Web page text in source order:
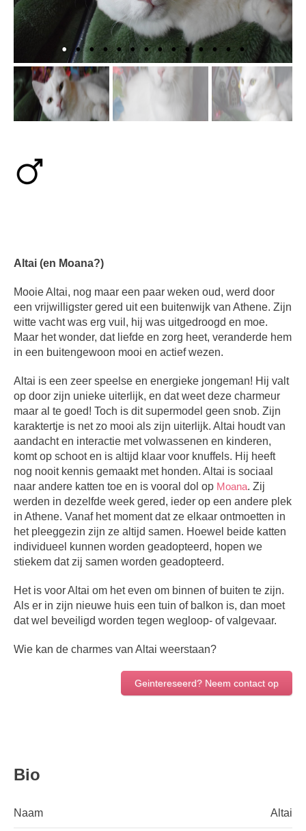
Altai (en Moana?)
Mooie Altai, nog maar een paar weken oud, werd door
een vrijwilligster gered uit een buitenwijk van Athene. Zijn
witte vacht was erg vuil, hij was uitgedroogd en moe.
Maar het wonder, dat liefde en zorg heet, veranderde hem
in een buitengewoon mooi en actief wezen.
Altai is een zeer speelse en energieke jongeman! Hij valt
op door zijn unieke uiterlijk, en dat weet deze charmeur
maar al te goed! Toch is dit supermodel geen snob. Zijn
karaktertje is net zo mooi als zijn uiterlijk. Altai houdt van
aandacht en interactie met volwassenen en kinderen,
komt op schoot en is altijd klaar voor knuffels. Hij heeft
nog nooit kennis gemaakt met honden. Altai is sociaal
naar andere katten toe en is vooral dol op Moana. Zij
werden in dezelfde week gered, ieder op een andere plek
in Athene. Vanaf het moment dat ze elkaar ontmoetten in
het pleeggezin zijn ze altijd samen. Hoewel beide katten
individueel kunnen worden geadopteerd, hopen we
stiekem dat zij samen worden geadopteerd.
Het is voor Altai om het even om binnen of buiten te zijn.
Als er in zijn nieuwe huis een tuin of balkon is, dan moet
dat wel beveiligd worden tegen wegloop- of valgevaar.
Wie kan de charmes van Altai weerstaan?
Geintereseerd? Neem contact op
Bio
Naam Altai